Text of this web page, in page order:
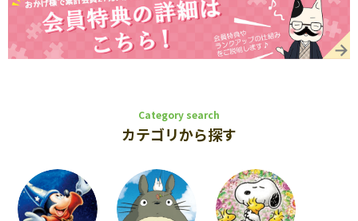
Category search
カテゴリから探す